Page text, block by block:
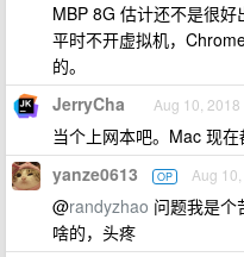
MBP 8G 估计还不是很好
平时不开虚拟机，
的。
JerryCha Aug 10, 2018
当个上网本吧。Mac 现在
yanze0613 OP Aug
@randyzhao 问题我是个
啥的，头疼